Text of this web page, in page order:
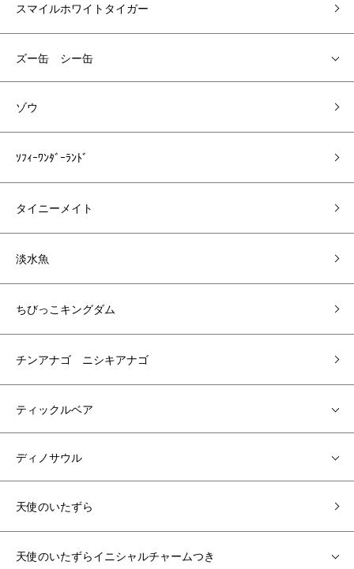
スマイルホワイトタイガー
ズー缶 シー缶
ゾウ
ｿﾌｨｰﾜﾝﾀﾞｰﾗﾝﾄﾞ
タイニーメイト
淡水魚
ちびっこキングダム
チンアナゴ ニシキアナゴ
ティックルベア
ディノサウル
天使のいたずら
天使のいたずらイニシャルチャームつき